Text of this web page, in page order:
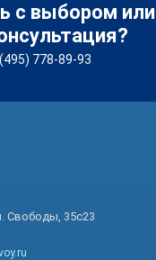
с выбором или
778-89-93
Свободы, 35с23